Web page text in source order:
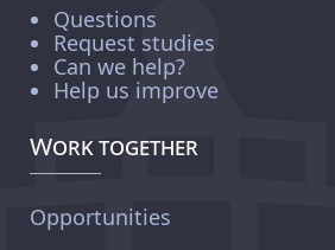
Questions
Request studies
Can we help?
Help us improve
Work together
Opportunities